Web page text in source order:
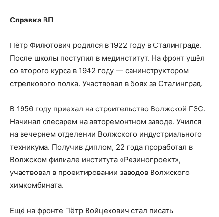
Справка ВП
Пётр Филютович родился в 1922 году в Сталинграде.
После школы поступил в мединститут. На фронт ушёл
со второго курса в 1942 году — санинструктором
стрелкового полка. Участвовал в боях за Сталинград.
В 1956 году приехал на строительство Волжской ГЭС.
Начинал слесарем на авторемонтном заводе. Учился
на вечернем отделении Волжского индустриального
техникума. Получив диплом, 22 года проработал в
Волжском филиале института «Резинопроект»,
участвовал в проектировании заводов Волжского
химкомбината.
Ещё на фронте Пётр Войцехович стал писать